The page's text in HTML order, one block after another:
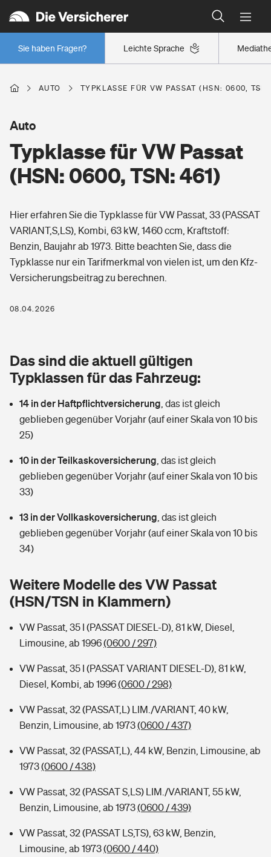
Leichte Sprache
Sie haben Fragen?
Wer versichert was: Jetzt Versicherer finden
Regionalklassen: So ist Ihre Region eingestuft
Wer versichert was: Jetzt Versicherer finden
Berufsunfähigkeitsversicherung
Erwerbsunfähigkeitsversicherung
Grundfähigkeitsversicherung
Arbeitsrechtsschutz
Berufshaftpflichtversicherung
Zur Übersicht
Tools
Wer versichert was: Jetzt Versicherer finden
Sie haben Fragen?
Wohnen
Elementarversicherung
Glasversicherung
Mietkautionsversicherung
Restkreditversicherung
Zur Übersicht
Tools
Wer versichert was: Jetzt Versicherer finden
Sie haben Fragen?
Freizeit
Pri­vate Haft­pflicht­
Kinderunfall­ver­si­che­rung
Kinderinvalidität
Hundehalter-Haftpflicht
Handyversicherung
Musikinstrumentenversicherung
Zur Übersicht
Kinderunfall-Check: Mehr Sicherheit für deine Kids
Typklassen: So ist Ihr Auto eingestuft
Gesundheit
Private Krankenversicherung
Dread-Disease-Versicherung
Tierkrankenversicherung
Zur Übersicht
Tools
Wer versichert was: Jetzt Versicherer finden
Sie haben Fragen?
Rentenrechner: Wie viel Geld bekomme ich im Alter?
AUTO TYPKLASSE FÜR VW PASSAT (HSN: 0600,
Typklasse für VW Passat
(HSN: 0600, TSN: 461)
Auto
Hier erfahren Sie die Typklasse für VW Passat, 33 (PASSAT
VARIANT,S,LS), Kombi, 63 kW, 1460 ccm, Kraftstoff:
Benzin, Baujahr ab 1973. Bitte beachten Sie, dass die
Typklasse nur ein Tarifmerkmal von vielen ist, um den Kfz-
Versicherungsbeitrag zu berechnen.
08.04.2026
Das sind die aktuell gültigen
Typklassen für das Fahrzeug:
14 in der Haftpflichtversicherung das ist gleich
geblieben gegenüber Vorjahr (auf einer Skala von 10 bis
25)
10 in der Teilkaskoversicherung das ist gleich
geblieben gegenüber Vorjahr (auf einer Skala von 10 bis
33)
13 in der Vollkaskoversicherung das ist gleich
geblieben gegenüber Vorjahr (auf einer Skala von 10 bis
34)
Weitere Modelle des VW Passat
(HSN/TSN in Klammern)
VW Passat, 35 I (PASSAT DIESEL-D), 81 kW, Diesel,
Limousine, ab 1996(0600 / 297)
VW Passat, 35 I (PASSAT VARIANT DIESEL-D), 81 kW,
Diesel, Kombi, ab 1996(0600 / 298)
VW Passat, 32 (PASSAT,L) LIM./VARIANT, 40 kW,
Benzin, Limousine, ab 1973(0600 / 437)
VW Passat, 32 (PASSAT,L), 44 kW, Benzin, Limousine, ab
1973(0600 / 438)
VW Passat, 32 (PASSAT S,LS) LIM./VARIANT, 55 kW,
Benzin, Limousine, ab 1973(0600 / 439)
VW Passat, 32 (PASSAT LS,TS), 63 kW, Benzin,
Limousine, ab 1973(0600 / 440)